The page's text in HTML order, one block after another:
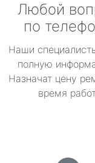
Любой
по
Наши
полную
Назначат цену
время